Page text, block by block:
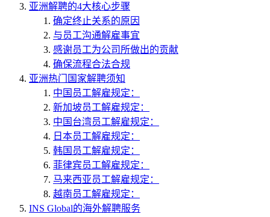
亚洲解聘的4大核心步骤
确定终止关系的原因
与员工沟通解雇事宜
感谢员工为公司所做出的贡献
确保流程合法合规
亚洲热门国家解聘须知
中国员工解雇规定：
新加坡员工解雇规定：
中国台湾员工解雇规定：
日本员工解雇规定：
韩国员工解雇规定：
菲律宾员工解雇规定：
马来西亚员工解雇规定：
越南员工解雇规定：
INS Global的海外解聘服务